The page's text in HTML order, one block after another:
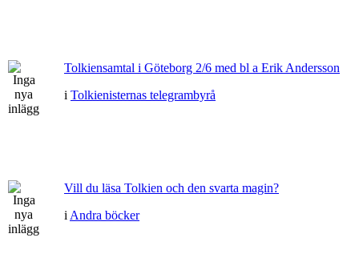
Tolkiensamtal i Göteborg 2/6 med bl a Erik Andersson
i Tolkienisternas telegrambyrå
Vill du läsa Tolkien och den svarta magin?
i Andra böcker